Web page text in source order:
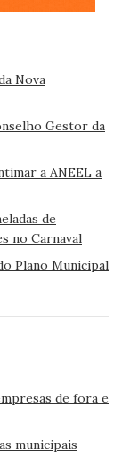
Nova
Gestor da
a ANEEL a
de
no Carnaval
Plano Municipal
de fora e
municipais